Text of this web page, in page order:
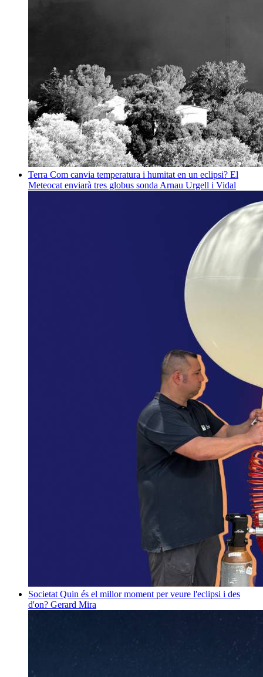
Terra Com canvia temperatura i humitat en un eclipsi? El
Meteocat enviarà tres globus sonda Arnau Urgell i Vidal
Societat Quin és el millor moment per veure l'eclipsi i des
d'on? Gerard Mira